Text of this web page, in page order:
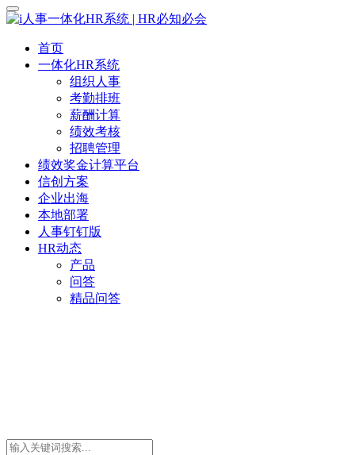
首页
一体化HR系统
组织人事
考勤排班
薪酬计算
绩效考核
招聘管理
绩效奖金计算平台
信创方案
企业出海
本地部署
人事钉钉版
HR动态
产品
问答
精品问答